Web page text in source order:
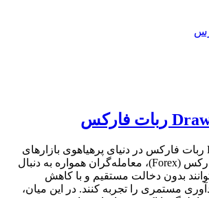
بررسی Drawdown ربات فارکس در دنیای پرهیاهوی بازارهای
مالی، به ویژه بازار فارکس (Forex)، معامله‌گران همواره به دنبال
بدون دخالت مستقیم و با کاهش
مستمری را تجربه کنند. در این میان،